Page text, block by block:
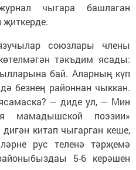
чыгара башлаган
җиткерде.
союзлары члены
тәкъдим ясады:
бай. Аларның күп
безнең районнан чыккан.
— диде ул, — Мин
мамадышской поэзии»
китап чыгарган кеше,
рус теленә тәрҗемә
5-6 керәшен